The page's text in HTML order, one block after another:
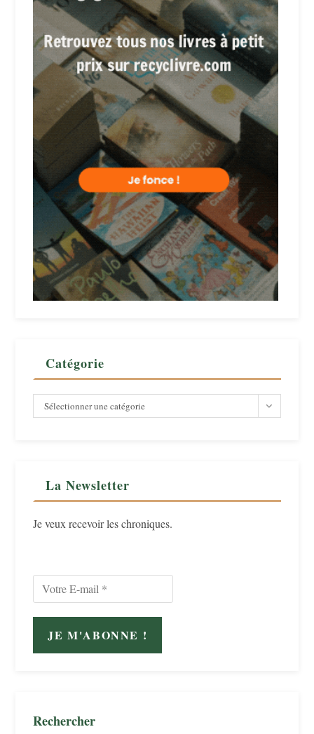
Catégorie
Catégorie
Sélectionner une catégorie
La Newsletter
Je veux recevoir les chroniques.
Rechercher